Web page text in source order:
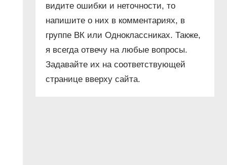
видите ошибки и неточности, то
напишите о них в комментариях, в
группе ВК или Одноклассниках. Также,
я всегда отвечу на любые вопросы.
Задавайте их на соответствующей
странице вверху сайта.